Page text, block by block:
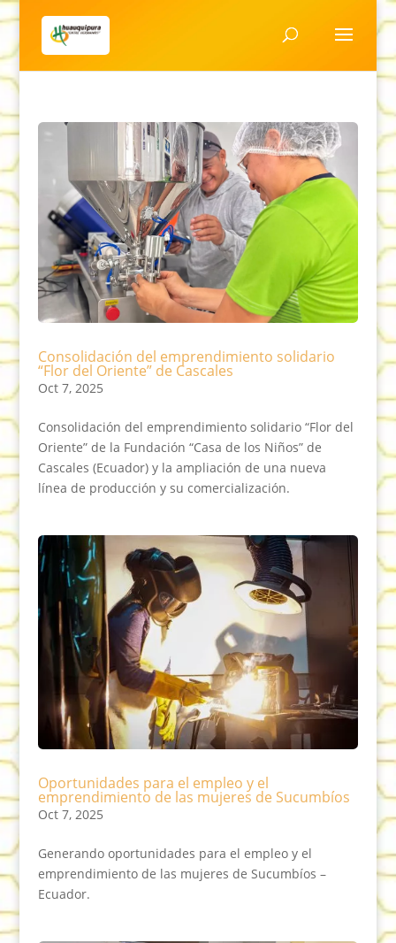
Consolidación del emprendimiento solidario
“Flor del Oriente” de Cascales
Oct 7, 2025
Consolidación del emprendimiento solidario “Flor del
Oriente” de la Fundación “Casa de los Niños” de
Cascales (Ecuador) y la ampliación de una nueva
línea de producción y su comercialización.
Oportunidades para el empleo y el
emprendimiento de las mujeres de Sucumbíos
Oct 7, 2025
Generando oportunidades para el empleo y el
emprendimiento de las mujeres de Sucumbíos –
Ecuador.